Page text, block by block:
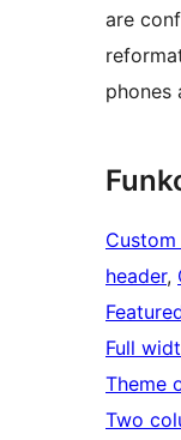
are
phones
header,
Full
Theme
Two